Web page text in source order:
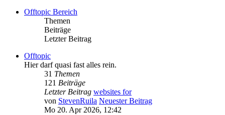
Offtopic Bereich
Themen
Beiträge
Letzter Beitrag
Offtopic
Hier darf quasi fast alles rein.
31 Themen
121 Beiträge
Letzter Beitrag websites for
von StevenRuila Neuester Beitrag
Mo 20. Apr 2026, 12:42